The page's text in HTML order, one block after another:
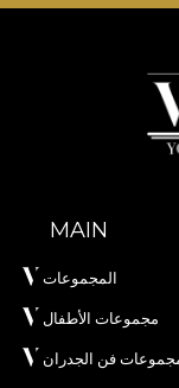
naturale,
**House of
adezivului
mod, te poti
rapid, sigur si
standarde de
MAIN
المجموعات
مجموعات الأطفال
فن الجدران